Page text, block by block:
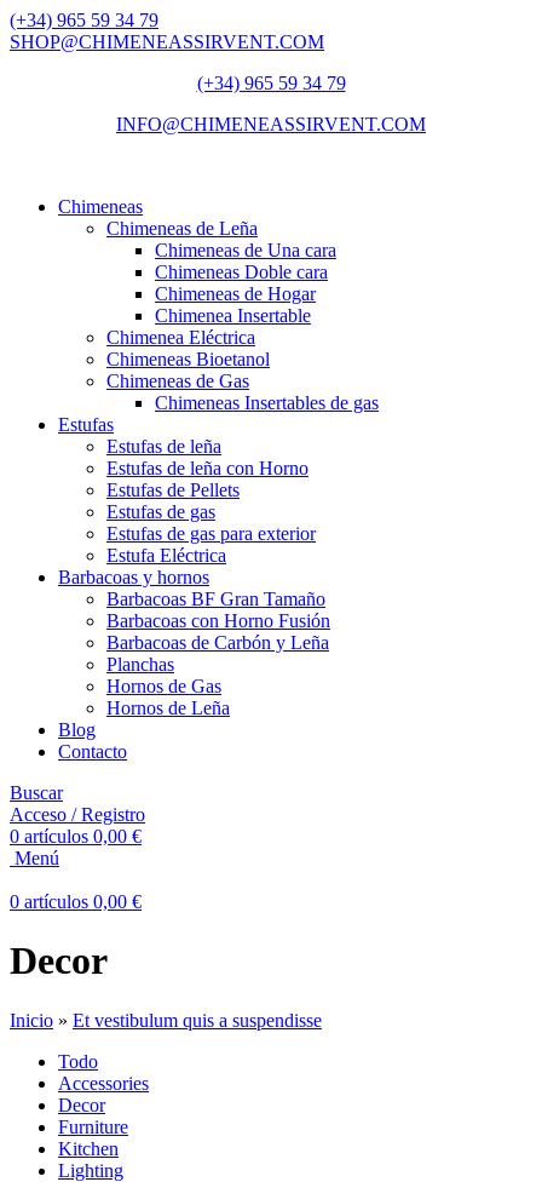
(+34) 965 59 34 79
SHOP@CHIMENEASSIRVENT.COM
(+34) 965 59 34 79
INFO@CHIMENEASSIRVENT.COM
Chimeneas
Chimeneas de Leña
Chimeneas de Una cara
Chimeneas Doble cara
Chimeneas de Hogar
Chimenea Insertable
Chimenea Eléctrica
Chimeneas Bioetanol
Chimeneas de Gas
Chimeneas Insertables de gas
Estufas
Estufas de leña
Estufas de leña con Horno
Estufas de Pellets
Estufas de gas
Estufas de gas para exterior
Estufa Eléctrica
Barbacoas y hornos
Barbacoas BF Gran Tamaño
Barbacoas con Horno Fusión
Barbacoas de Carbón y Leña
Planchas
Hornos de Gas
Hornos de Leña
Blog
Contacto
Buscar
Acceso / Registro
0 artículos 0,00 €
Menú
0 artículos 0,00 €
Decor
Inicio » Et vestibulum quis a suspendisse
Todo
Accessories
Decor
Furniture
Kitchen
Lighting